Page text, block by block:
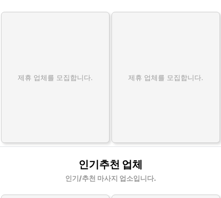
제휴 업체를 모집합니다. 제휴 업체를 모집합니다.
인기추천 업체
인기/추천 마사지 업소입니다.